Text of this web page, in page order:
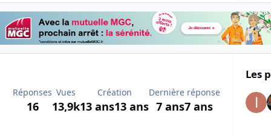
Réponses
16
Vues
13,9k
Création
13 ans13 ans
Dernière réponse
7 ans7 ans
Les